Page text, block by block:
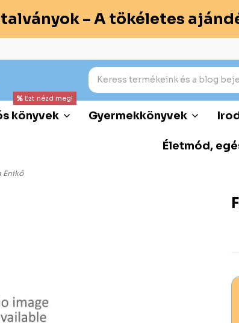
– A tökéletes
könyvek
Ezt nézd meg!
Gyermekkönyvek
Életmód,
Enikő